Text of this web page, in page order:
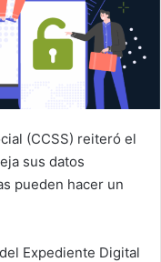
(CCSS) reiteró el
sus datos
pueden hacer un
Expediente Digital